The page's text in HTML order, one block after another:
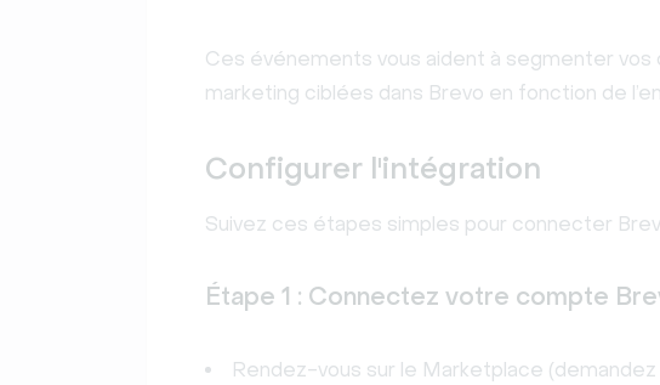
Ces événements vous aident à segmenter
marketing ciblées dans Brevo en fonction de
Configurer l'intégration
Suivez ces étapes simples pour connecter
Étape 1 : Connectez votre compte
Rendez-vous sur le Marketplace